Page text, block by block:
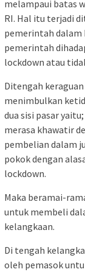
melampaui batas
RI. Hal itu terjadi
pemerintah dalam
pemerintah
lockdown atau
Ditengah
menimbulkan
dua sisi pasar
merasa khawatir
pembelian dalam
pokok dengan
lockdown.
Maka beramai-
untuk membeli
kelangkaan.
Di tengah
oleh pemasok